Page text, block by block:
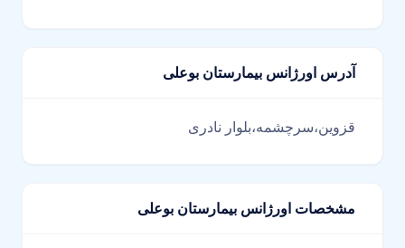
آدرس اورژانس بیمارستان بوعلی
قزوین،سرچشمه،بلوار نادری
مشخصات اورژانس بیمارستان بوعلی